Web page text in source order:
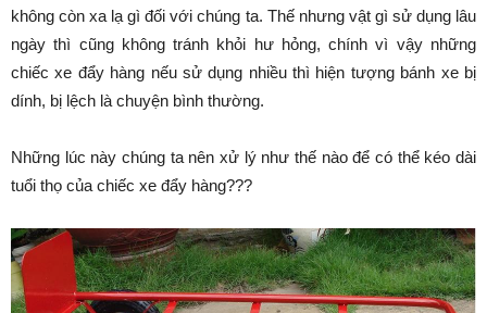
không còn xa lạ gì đối với chúng ta. Thế nhưng vật gì sử dụng lâu
ngày thì cũng không tránh khỏi hư hỏng, chính vì vậy những
chiếc xe đẩy hàng nếu sử dụng nhiều thì hiện tượng bánh xe bị
dính, bị lệch là chuyện bình thường.
Những lúc này chúng ta nên xử lý như thế nào để có thể kéo dài
tuổi thọ của chiếc xe đẩy hàng???